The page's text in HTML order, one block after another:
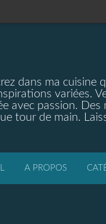
dans ma cuisine
variées.
avec passion.
tour de main.
A PROPOS